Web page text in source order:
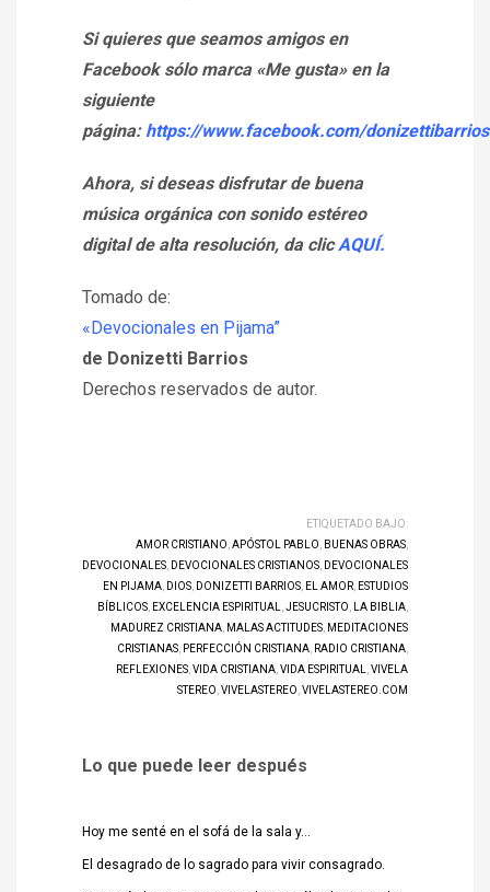
Si quieres que seamos amigos en
Facebook sólo marca «Me gusta» en la
siguiente
página: https://www.facebook.com/donizettibarrios
Ahora, si deseas disfrutar de buena
música orgánica con sonido estéreo
digital de alta resolución, da clicAQUÍ.
Tomado de:
«Devocionales en Pijama”
de Donizetti Barrios
Derechos reservados de autor.
ETIQUETADO BAJO:
AMOR CRISTIANO APÓSTOL PABLO BUENAS OBRAS
DEVOCIONALES DEVOCIONALES CRISTIANOS DEVOCIONALES
EN PIJAMA DIOS DONIZETTI BARRIOS EL AMOR ESTUDIOS
BÍBLICOS EXCELENCIA ESPIRITUAL JESUCRISTO LA BIBLIA
MADUREZ CRISTIANA MALAS ACTITUDES MEDITACIONES
CRISTIANAS PERFECCIÓN CRISTIANA RADIO CRISTIANA
REFLEXIONES VIDA CRISTIANA VIDA ESPIRITUAL
VIVELA
STEREO VIVELASTEREO VIVELASTEREO.COM
Lo que puede leer después
Hoy me senté en el sofá de la sala y…
El desagrado de lo sagrado para vivir consagrado.